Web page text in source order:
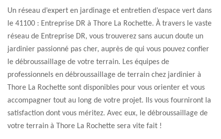
Un réseau d’expert en jardinage et entretien d’espace vert dans
le 41100 : Entreprise DR à Thore La Rochette. À travers le vaste
réseau de Entreprise DR, vous trouverez sans aucun doute un
jardinier passionné pas cher, auprès de qui vous pouvez confier
le débroussaillage de votre terrain. Les équipes de
professionnels en débroussaillage de terrain chez jardinier à
Thore La Rochette sont disponibles pour vous orienter et vous
accompagner tout au long de votre projet. Ils vous fourniront la
satisfaction dont vous méritez. Avec eux, le débroussaillage de
votre terrain à Thore La Rochette sera vite fait !